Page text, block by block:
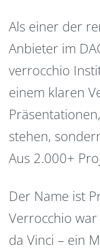
Als einer der
Anbieter im
verrocchio
einem klaren
stehen,
Aus 2.000+
Der Name ist
Verrocchio
da Vinci – ein